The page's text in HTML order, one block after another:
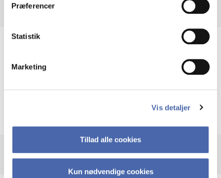
Præferencer
Statistik
Marketing
Vis detaljer
Tillad alle cookies
Kun nødvendige cookies